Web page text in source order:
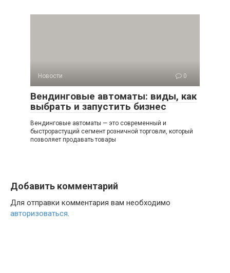
Новости 0
Вендинговые автоматы: виды, как
выбрать и запустить бизнес
Вендинговые автоматы — это современный и
быстрорастущий сегмент розничной торговли, который
позволяет продавать товары
Добавить комментарий
Для отправки комментария вам необходимо
авторизоваться